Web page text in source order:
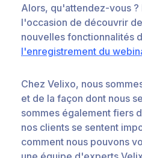
Alors, qu'attendez-vous ?
l'occasion de découvrir
nouvelles fonctionnalités
l'enregistrement du
Chez Velixo, nous
et de la façon dont nous
sommes également fiers
nos clients se sentent
comment nous pouvons